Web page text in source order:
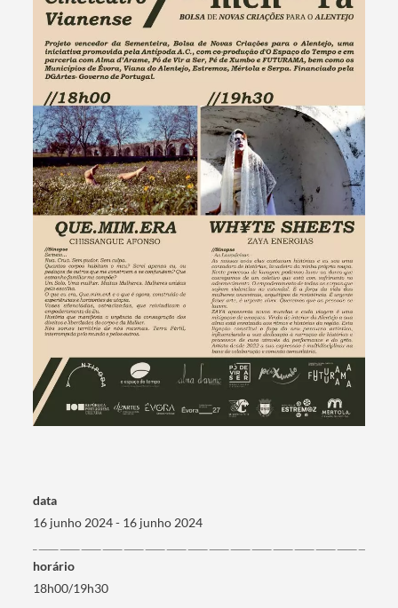
Termo de Pesquisa
Filtros
data
16 junho 2024 - 16 junho 2024
horário
18h00/19h30